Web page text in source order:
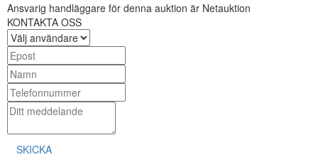
Ansvarig handläggare för denna auktion är Netauktion
KONTAKTA OSS
SKICKA